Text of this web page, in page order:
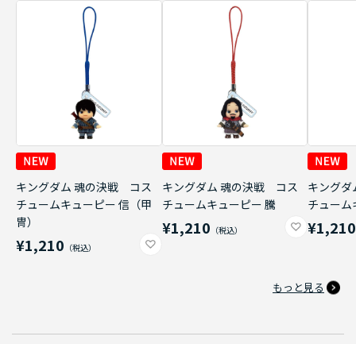
キングダム 魂の決戦 コス
チュームキューピー 信（甲
冑）
¥1,210
キングダム 魂の決戦 コス
チュームキューピー 騰
¥1,210
キング
チューム
¥1,210
もっと見る